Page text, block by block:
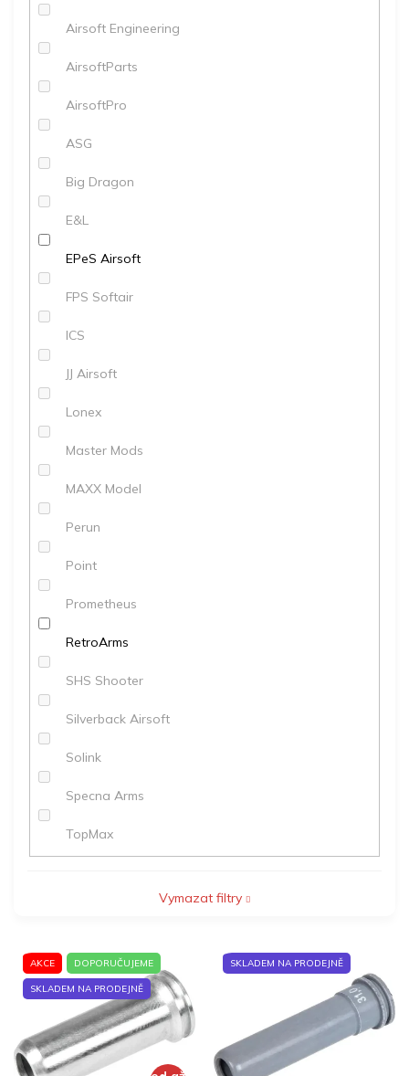
Airsoft Engineering
AirsoftParts
AirsoftPro
ASG
Big Dragon
E&L
EPeS Airsoft
FPS Softair
ICS
JJ Airsoft
Lonex
Master Mods
MAXX Model
Perun
Point
Prometheus
RetroArms
SHS Shooter
Silverback Airsoft
Solink
Specna Arms
TopMax
Vymazat filtry
V
p
p
AKCE DOPORUČUJEME
SKLADEM NA PRODEJNĚ
SKLADEM NA PRODEJNĚ